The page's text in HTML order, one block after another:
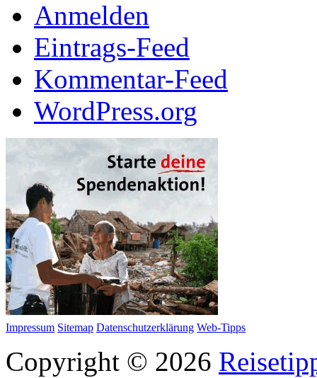
Anmelden
Eintrags-Feed
Kommentar-Feed
WordPress.org
Impressum Sitemap Datenschutzerklärung Web-Tipps
Copyright © 2026